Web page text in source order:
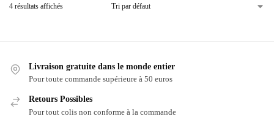
4 résultats affichés
Livraison gratuite dans le monde entier
Pour toute commande supérieure à 50 euros
Retours Possibles
Pour tout colis non conforme à la commande